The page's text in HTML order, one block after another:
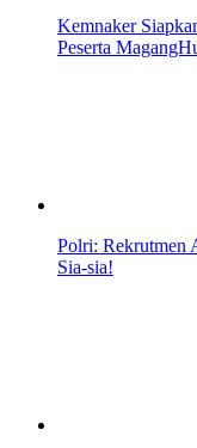
Kemnaker
Peserta
Polri: Rekrutmen
Sia-sia!